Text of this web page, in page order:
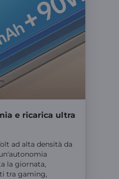
e ricarica ultra
ad alta densità da
la giornata,
tra gaming,